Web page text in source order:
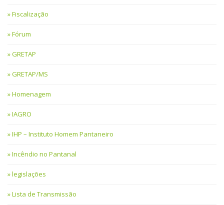
Fiscalização
Fórum
GRETAP
GRETAP/MS
Homenagem
IAGRO
IHP – Instituto Homem Pantaneiro
Incêndio no Pantanal
legislações
Lista de Transmissão